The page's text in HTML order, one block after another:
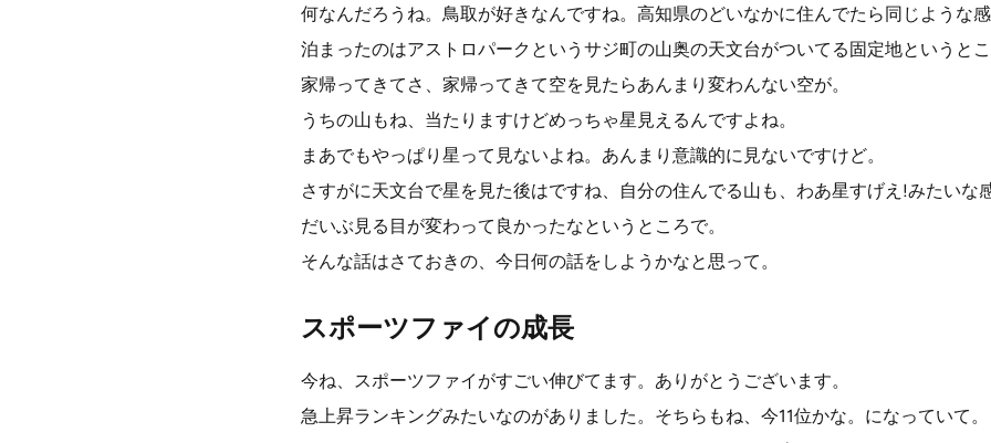
何なんだろうね。鳥取が好きなんですね。高知県のどいなかに住んでたら同じような
泊まったのはアストロパークというサジ町の山奥の天文台がついてる固定地というと
家帰ってきてさ、家帰ってきて空を見たらあんまり変わんない空が。
うちの山もね、当たりますけどめっちゃ星見えるんですよね。
まあでもやっぱり星って見ないよね。あんまり意識的に見ないですけど。
さすがに天文台で星を見た後はですね、自分の住んでる山も、わあ星すげえ!みたいな
だいぶ見る目が変わって良かったなというところで。
そんな話はさておきの、今日何の話をしようかなと思って。
スポーツファイの成長
今ね、スポーツファイがすごい伸びてます。ありがとうございます。
急上昇ランキングみたいなのがありました。そちらもね、今11位かな。になっていて。